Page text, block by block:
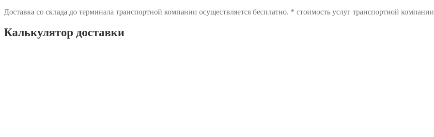
Доставка со склада до терминала транспортной компании осуществляется бесплатно. * стоимость услуг транспортной компании
Калькулятор доставки